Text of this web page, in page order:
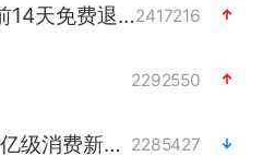
东航：国内客票提前14天免费退改2417216
2292550
“电影+”如何激发千亿级消费新活力？ 2285427